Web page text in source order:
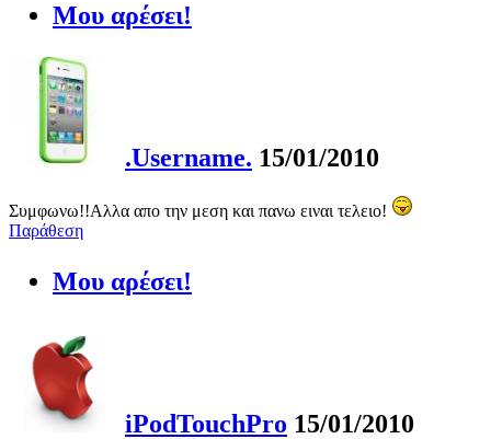
Μου αρέσει!
.Username. 15/01/2010
Συμφωνω!!Αλλα απο την μεση και πανω ειναι τελειο!
Παράθεση
Μου αρέσει!
iPodTouchPro 15/01/2010